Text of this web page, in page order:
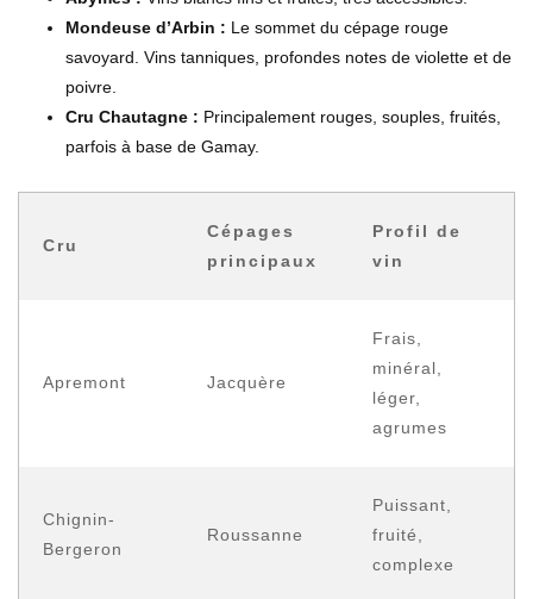
Mondeuse d’Arbin : Le sommet du cépage rouge
savoyard. Vins tanniques, profondes notes de violette et de
poivre.
Cru Chautagne : Principalement rouges, souples, fruités,
parfois à base de Gamay.
Cru
Cépages
principaux
Profil de
vin
Apremont Jacquère
Frais,
minéral,
léger,
agrumes
Chignin-
Bergeron
Roussanne
Puissant,
fruité,
complexe